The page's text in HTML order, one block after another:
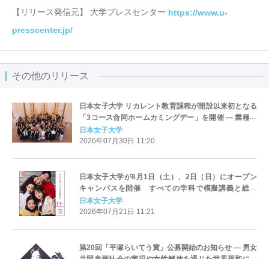
【リリース発信元】 大学プレスセンター https://www.u-
presscenter.jp/
その他のリリース
日本女子大学 リカレント教育課程が開設以来初となる
「3コース合同ホームカミングデー」を開催 ― 業種や
世代を越えた修了生・受講生・講師が一堂に集い、新
たなネットワークを構築 ―
日本女子大学
2026年07月30日 11:20
日本女子大学が8月1日（土）、2日（日）にオープン
キャンパスを開催 すべての学科で模擬講義と総合
型・公募制の入試説明を実施 ― 新設する「経済学部」
の特別企画など、魅力的なプログラムが満載 ―
日本女子大学
2026年07月21日 11:21
第20回「平塚らいてう賞」公募開始のお知らせ ― 男女